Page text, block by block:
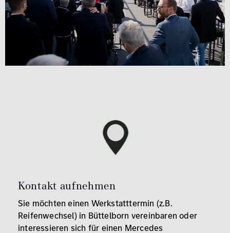
Kontakt aufnehmen
Sie möchten einen Werkstatttermin (z.B.
Reifenwechsel) in Büttelborn vereinbaren oder
interessieren sich für einen Mercedes